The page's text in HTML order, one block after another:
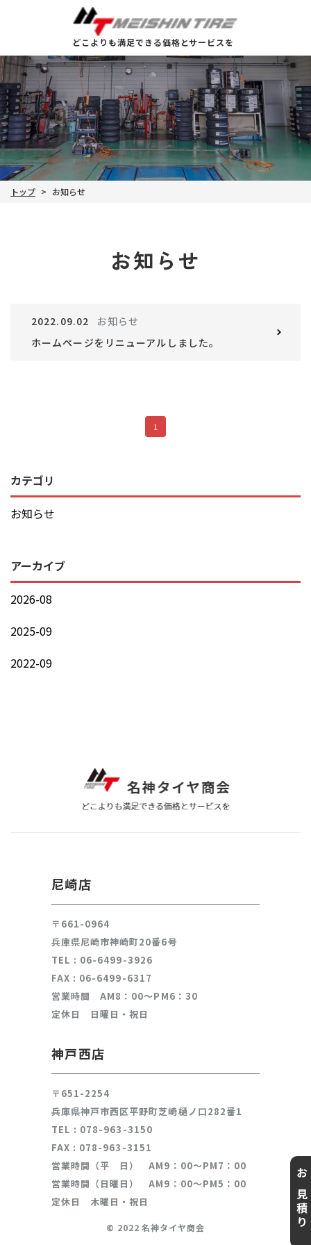
どこよりも満足できる価格とサービスを
お見積り
トップ > お知らせ
お知らせ
2022.09.02 お知らせ
ホームページをリニューアルしました。
1
カテゴリ
お知らせ
アーカイブ
2026-08
2025-09
2022-09
尼崎店
〒661-0964
兵庫県尼崎市神崎町20番6号
TEL : 06-6499-3926
FAX : 06-6499-6317
営業時間 AM8：00～PM6：30
定休日 日曜日・祝日
神戸西店
〒651-2254
兵庫県神戸市西区平野町芝崎樋ノ口282番1
TEL : 078-963-3150
FAX : 078-963-3151
営業時間（平 日） AM9：00～PM7：00
営業時間（日曜日） AM9：00～PM5：00
定休日 木曜日・祝日
© 2022 名神タイヤ商会